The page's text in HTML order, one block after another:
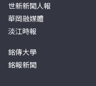
世新新聞人報
華岡融媒體
淡江時報
銘傳大學
銘報新聞